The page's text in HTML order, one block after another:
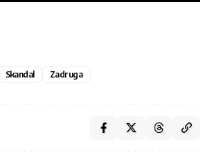
Skandal Zadruga